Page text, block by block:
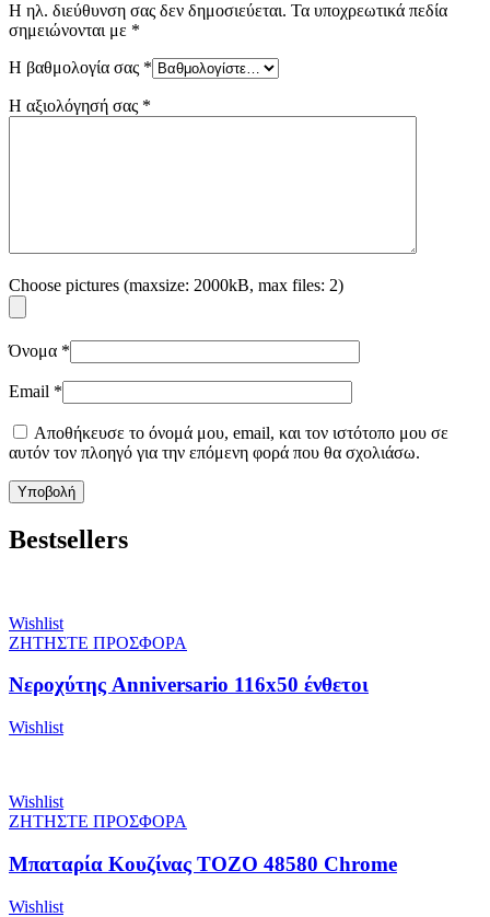
Η ηλ. διεύθυνση σας δεν δημοσιεύεται. Τα υποχρεωτικά πεδία
σημειώνονται με *
Η βαθμολογία σας *
Η αξιολόγησή σας *
Choose pictures (maxsize: 2000kB, max files: 2)
Όνομα *
Email *
Αποθήκευσε το όνομά μου, email, και τον ιστότοπο μου σε
αυτόν τον πλοηγό για την επόμενη φορά που θα σχολιάσω.
Bestsellers
Wishlist
ΖΗΤΗΣΤΕ ΠΡΟΣΦΟΡΑ
Νεροχύτης Anniversario 116x50 ένθετοι
Wishlist
Wishlist
ΖΗΤΗΣΤΕ ΠΡΟΣΦΟΡΑ
Μπαταρία Κουζίνας TOZO 48580 Chrome
Wishlist